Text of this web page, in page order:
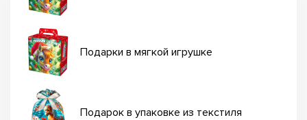
Подарки в мягкой игрушке
Подарок в упаковке из текстиля